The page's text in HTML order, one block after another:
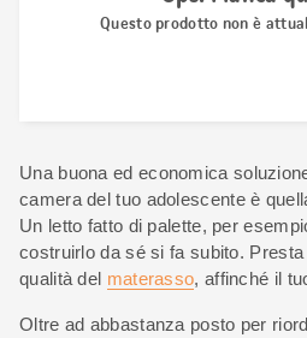
Una buona ed economica
camera del tuo adolescente è
Un letto fatto di palette, per
costruirlo da sé si fa subito.
qualità del materasso, affinché il
Oltre ad abbastanza posto per